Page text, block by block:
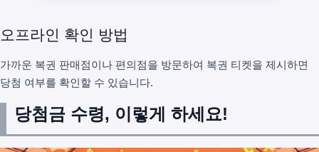
오프라인 확인 방법
가까운 복권 판매점이나 편의점을 방문하여 복권 티켓을 제시하면
당첨 여부를 확인할 수 있습니다.
당첨금 수령, 이렇게 하세요!